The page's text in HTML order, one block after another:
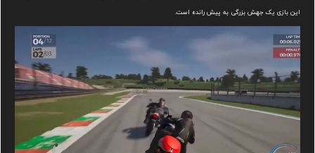
این بازی یک جهش بزرگی به پیش رانده است.